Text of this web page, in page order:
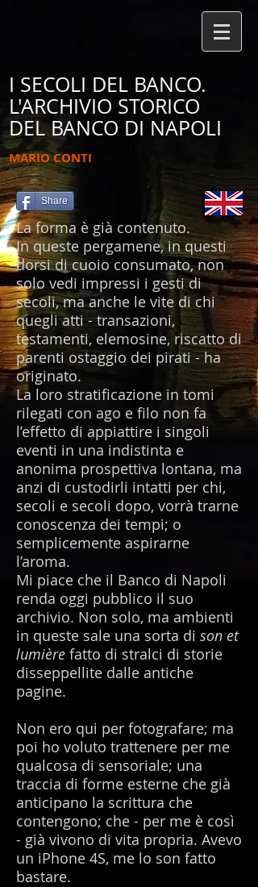
I SECOLI DEL BANCO.
L'ARCHIVIO STORICO
DEL BANCO DI NAPOLI
MARIO CONTI
Share
La forma è già contenuto.
In queste pergamene, in questi
dorsi di cuoio consumato, non
solo vedi impressi i gesti di
secoli, ma anche le vite di chi
quegli atti - transazioni,
testamenti, elemosine, riscatto di
parenti ostaggio dei pirati - ha
originato.
La loro stratificazione in tomi
rilegati con ago e filo non fa
l’effetto di appiattire i singoli
eventi in una indistinta e
anonima prospettiva lontana, ma
anzi di custodirli intatti per chi,
secoli e secoli dopo, vorrà trarne
conoscenza dei tempi; o
semplicemente aspirarne
l’aroma.
Mi piace che il Banco di Napoli
renda oggi pubblico il suo
archivio. Non solo, ma ambienti
in queste sale una sorta di son et
lumière fatto di stralci di storie
disseppellite dalle antiche
pagine.
Non ero qui per fotografare; ma
poi ho voluto trattenere per me
qualcosa di sensoriale; una
traccia di forme esterne che già
anticipano la scrittura che
contengono; che - per me è così
- già vivono di vita propria. Avevo
un iPhone 4S, me lo son fatto
bastare.